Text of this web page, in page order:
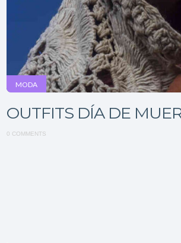
MODA
OUTFITS DÍA DE
0 COMMENTS